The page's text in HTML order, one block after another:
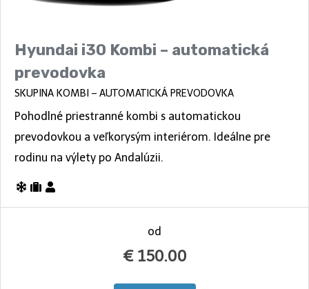
Hyundai i30 Kombi – automatická
prevodovka
SKUPINA KOMBI – AUTOMATICKÁ PREVODOVKA
Pohodlné priestranné kombi s automatickou
prevodovkou a veľkorysým interiérom. Ideálne pre
rodinu na výlety po Andalúzii.
od
€ 150.00